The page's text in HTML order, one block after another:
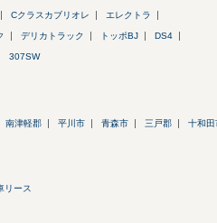
Cクラスカブリオレ エレクトラ
デリカトラック トッポBJ DS4
307SW
南津軽郡 平川市 青森市 三戸郡 十和田
リース